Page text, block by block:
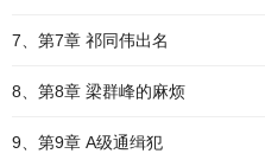
7、第7章 祁同伟出名
8、第8章 梁群峰的麻烦
9、第9章 A级通缉犯